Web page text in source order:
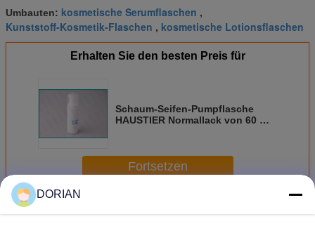
Umbauten: kosmetische Serumflaschen ,
Kunststoff-Kosmetik-Flaschen , kosmetische Lotionsflaschen
Erhalten Sie den besten Preis für
Schaum-Seifen-Pumpflasche
HAUSTIER Normallack von 60 ml
Fortsetzen
Mehr
DORIAN